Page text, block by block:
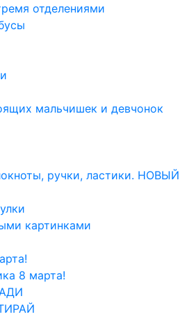
отделениями
мальчишек и девчонок
ручки, ластики. НОВЫЙ
картинками
8 марта!